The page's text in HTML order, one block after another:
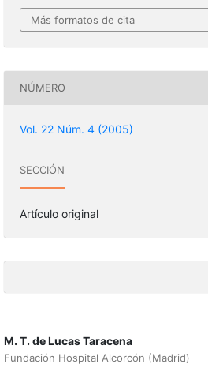
Más formatos de cita
NÚMERO
Vol. 22 Núm. 4 (2005)
SECCIÓN
Artículo original
M. T. de Lucas Taracena
Fundación Hospital Alcorcón (Madrid)